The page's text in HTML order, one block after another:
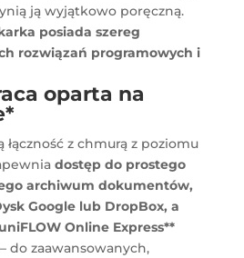
ją wyjątkowo poręczną.
posiada szereg
rozwiązań programowych i
oparta na
łączność z chmurą z poziomu
dostęp do prostego
archiwum dokumentów,
Google lub DropBox, a
Online Express**
– do zaawansowanych,